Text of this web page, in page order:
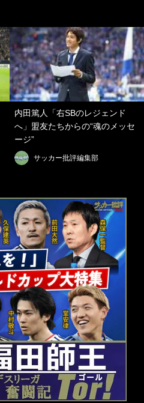
内田篤人「右SBのレジェンド
へ」盟友たちからの“魂のメッセ
ージ”
サッカー批評編集部